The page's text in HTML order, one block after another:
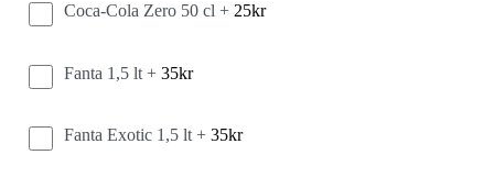
Coca-Cola Zero 50 cl + 25kr
Fanta 1,5 lt + 35kr
Fanta Exotic 1,5 lt + 35kr